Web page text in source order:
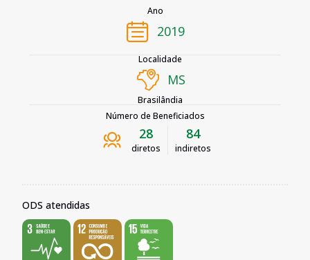
Ano
2019
Localidade
MS
Brasilândia
Número de Beneficiados
diretos
28
indiretos
84
ODS atendidas